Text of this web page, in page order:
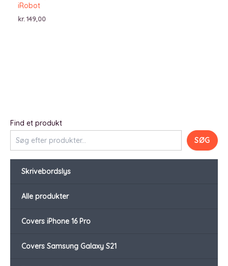
Find et produkt
SØG
Skrivebordslys
Alle produkter
Covers iPhone 16 Pro
Covers Samsung Galaxy S21
iRobot
kr.149,00